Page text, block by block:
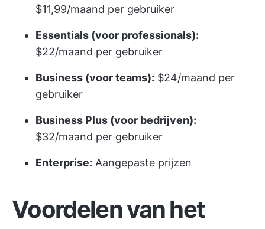
$11,99/maand per gebruiker
Essentials (voor professionals):
$22/maand per gebruiker
Business (voor teams): $24/maand per
gebruiker
Business Plus (voor bedrijven):
$32/maand per gebruiker
Enterprise: Aangepaste prijzen
Voordelen van het